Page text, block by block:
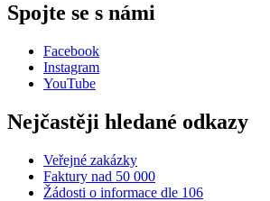
Spojte se s námi
Facebook
Instagram
YouTube
Nejčastěji hledané odkazy
Veřejné zakázky
Faktury nad 50 000
Žádosti o informace dle 106